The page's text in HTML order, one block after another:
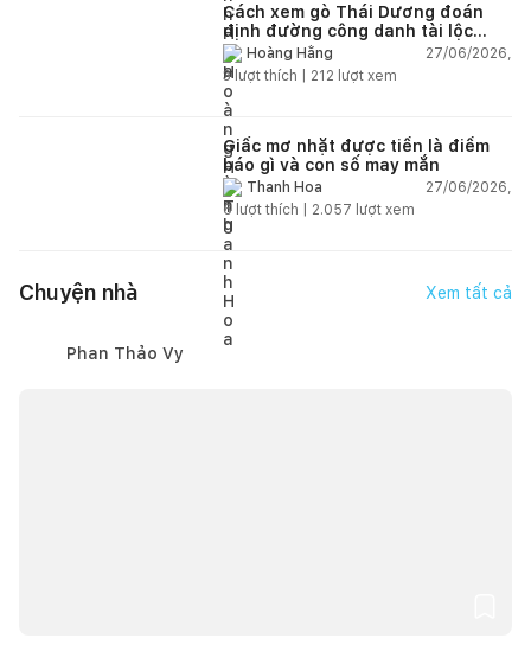
Cách xem gò Thái Dương đoán
định đường công danh tài lộc
theo nhân tướng học
Hoàng Hằng
27/06/2026,
3lượt thích | 212 lượt xem
Giấc mơ nhặt được tiền là điềm
báo gì và con số may mắn
Thanh Hoa
27/06/2026,
6 lượt thích | 2.057 lượt xem
Chuyện nhà Xem tất cả
Phan Thảo Vy